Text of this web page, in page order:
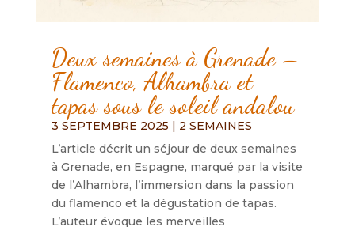
Deux semaines à Grenade –
Flamenco, Alhambra et
tapas sous le soleil andalou
3 SEPTEMBRE 2025 | 2 SEMAINES
L’article décrit un séjour de deux semaines
à Grenade, en Espagne, marqué par la visite
de l’Alhambra, l’immersion dans la passion
du flamenco et la dégustation de tapas.
L’auteur évoque les merveilles